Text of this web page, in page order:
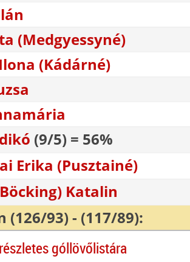
(Medgyessyné)
(Kádárné)
(9/5) = 56%
Erika (Pusztainé)
Katalin
(126/93) - (117/89):
góllövőlistára